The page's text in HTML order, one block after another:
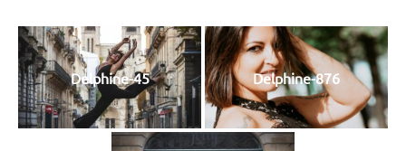
Delphine-45 Delphine-876